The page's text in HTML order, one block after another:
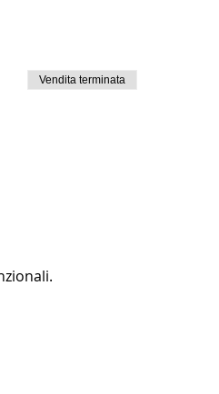
Vendita terminata